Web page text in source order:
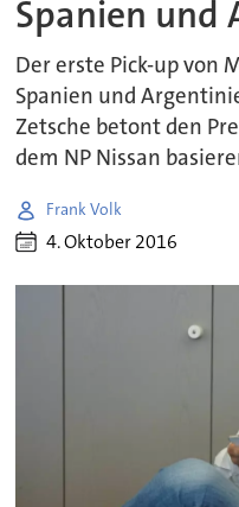
Spanien und
Der erste Pick-up von
Spanien und
Zetsche betont den
dem NP Nissan
Frank Volk
4. Oktober 2016